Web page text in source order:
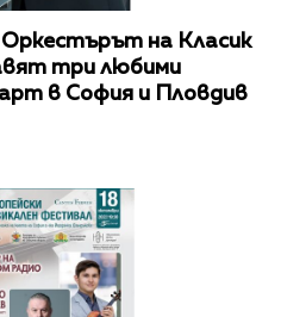
Оркестърът на Класик
три любими
в София и Пловдив